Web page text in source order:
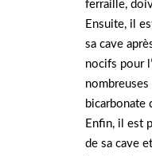
ferraille,
Ensuite, il
sa cave
nocifs pour
bicarbonate
Enfin, il est
de sa cave